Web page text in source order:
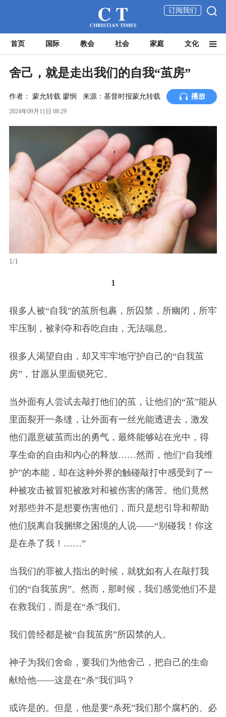
订阅我们
首页 国际 教会 社会 家庭 文化
舍己，就是走出我们的自我“茧房”
作者： 蒙允转载 廖悯 来源：基督时报蒙允转载 播放
2024年09月11日 08:29
1/1
1
很多人被“自我”的茧所包裹，所囚禁，所幽闭，所牢
牢压制，被剥夺和吞吃自由，无法喘息。
很多人渴望自由，却又牢牢地守护自己的“自我茧
房”，甘愿从里面锁死它。
当外面有人尝试去敲打他们的茧，让他们的“茧”能从
里面裂开一条缝，让外面有一丝光能透进去，激发
他们愿意破茧而出的勇气，最终能够站在光中，得
享生命的自由和内心的释放……然而，他们“自我维
护”的本能，却在这种外界的触碰敲打中感受到了一
种被攻击被冒犯被敌对和被伤害的痛苦。他们竟然
对那些并不是想要伤害他们，而只是想引导和帮助
他们脱离自我捆绑之困境的人说——“别碰我！你这
是在杀了我！……”
当我们的罪被人指出的时候，就犹如有人在敲打我
们的“自我茧房”。然而，那时候，我们感觉他们不是
在救我们，而是在“杀”我们。
我们曾经都是被“自我茧房”所囚禁的人。
神子为我们舍命，要我们为他舍己，把自己的生命
献给他——这是在“杀”我们吗？
或许是的。但是，他是要“杀死”我们那个腐朽的、必